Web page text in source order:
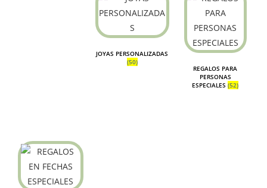
JOYAS PERSONALIZADAS
(50)
REGALOS PARA
PERSONAS
ESPECIALES(52)